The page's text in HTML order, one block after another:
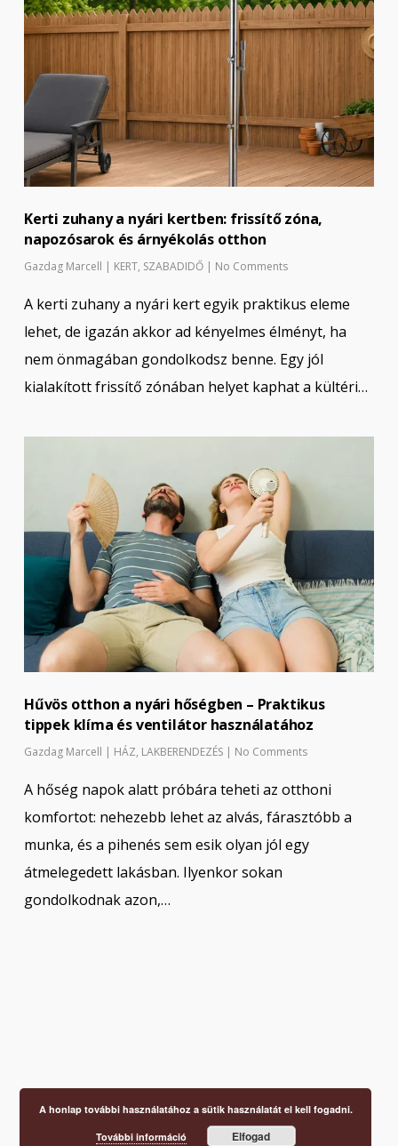
Kerti zuhany a nyári kertben: frissítő zóna,
napozósarok és árnyékolás otthon
Gazdag Marcell | KERT, SZABADIDŐ | No Comments
A kerti zuhany a nyári kert egyik praktikus eleme
lehet, de igazán akkor ad kényelmes élményt, ha
nem önmagában gondolkodsz benne. Egy jól
kialakított frissítő zónában helyet kaphat a kültéri…
Hűvös otthon a nyári hőségben – Praktikus
tippek klíma és ventilátor használatához
Gazdag Marcell | HÁZ, LAKBERENDEZÉS | No Comments
A hőség napok alatt próbára teheti az otthoni
komfortot: nehezebb lehet az alvás, fárasztóbb a
munka, és a pihenés sem esik olyan jól egy
átmelegedett lakásban. Ilyenkor sokan
gondolkodnak azon,…
A honlap további használatához a sütik használatát el kell fogadni.
További információ Elfogad